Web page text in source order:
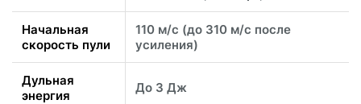
Начальная
скорость пули
110 м/с (до 310 м/с после
усиления)
Дульная
энергия
До 3 Дж